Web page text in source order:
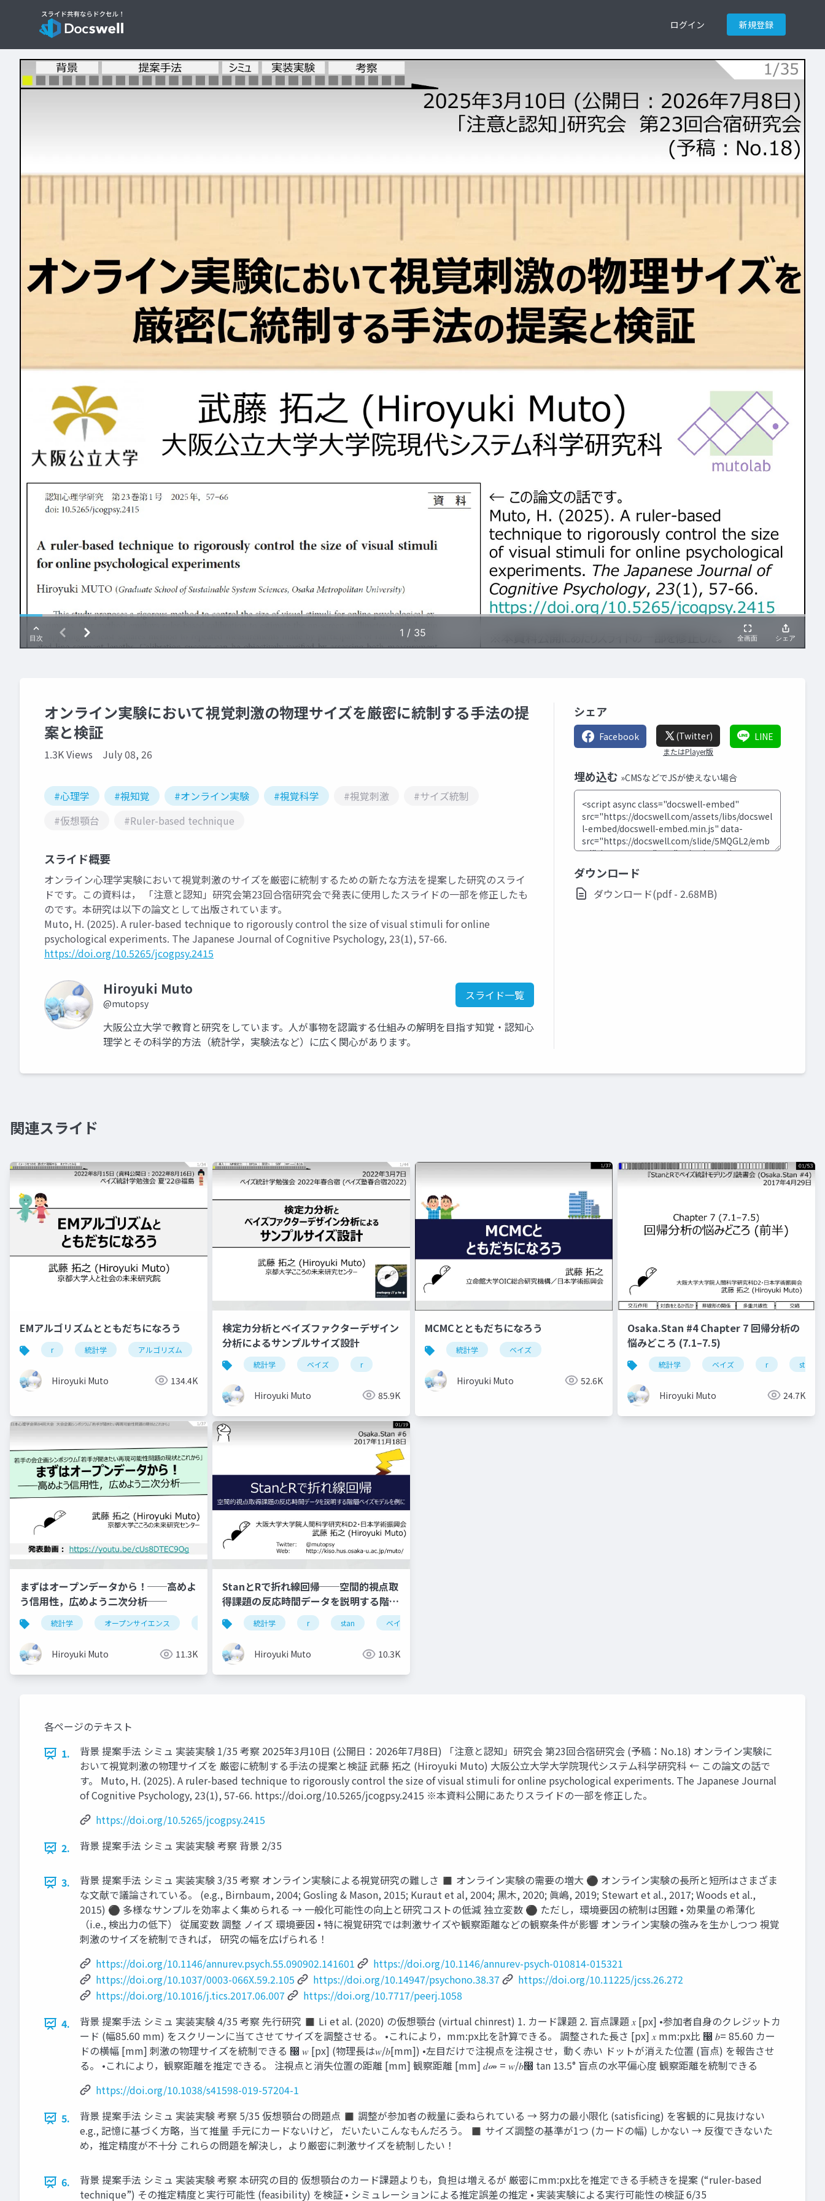
ログイン 新規登録
オンライン実験において視覚刺激の物理サイズを厳密に統制する手法の提
案と検証
1.3K Views July 08, 26
#心理学 #視知覚 #オンライン実験 #視覚科学 #視覚刺激
#サイズ統制
#仮想顎台
#Ruler-based technique
スライド概要
オンライン心理学実験において視覚刺激のサイズを厳密に統制するための新たな方法を提案した研究のスライ
ドです。この資料は， 「注意と認知」研究会第23回合宿研究会で発表に使用したスライドの一部を修正したも
のです。本研究は以下の論文として出版されています。
Muto, H. (2025). A ruler-based technique to rigorously control the size of visual stimuli for online
psychological experiments. The Japanese Journal of Cognitive Psychology, 23(1), 57-66.
https://doi.org/10.5265/jcogpsy.2415
Hiroyuki Muto
@mutopsy
スライド一覧
大阪公立大学で教育と研究をしています。人が事物を認識する仕組みの解明を目指す知覚・認知心
理学とその科学的方法（統計学，実験法など）に広く関心があります。
シェア
Facebook (Twitter)
またはPlayer版
LINE
埋め込む »CMSなどでJSが使えない場合
ダウンロード
ダウンロード(pdf - 2.68MB)
関連スライド
EMアルゴリズムとともだちになろう
r 統計学 アルゴリズム 最尤法 最適化 データサイエンス
Hiroyuki Muto 134.4K
検定力分析とベイズファクターデザイン
分析によるサンプルサイズ設計
統計学 ベイズ r
Hiroyuki Muto 85.9K
MCMCとともだちになろう
統計学 ベイズ
Hiroyuki Muto 52.6K
Osaka.Stan #4 Chapter 7 回帰分析の
悩みどころ (7.1–7.5)
統計学 ベイズ r stan
Hiroyuki Muto 24.7K
まずはオープンデータから！──高めよ
う信用性，広めよう二次分析──
統計学 オープンサイエンス 心理学 科学
Hiroyuki Muto 11.3K
StanとRで折れ線回帰──空間的視点取
得課題の反応時間データを説明する階層
ベイズモデルを例に──
統計学 r stan ベイズ
Hiroyuki Muto 10.3K
各ページのテキスト
1.
背景 提案手法 シミュ 実装実験 1/35 考察 2025年3月10日 (公開日：2026年7月8日) 「注意と認知」研究会 第23回合宿研究会 (予稿：No.18) オンライン実験に
おいて視覚刺激の物理サイズを 厳密に統制する手法の提案と検証 武藤 拓之 (Hiroyuki Muto) 大阪公立大学大学院現代システム科学研究科 ← この論文の話で
す。 Muto, H. (2025). A ruler-based technique to rigorously control the size of visual stimuli for online psychological experiments. The Japanese Journal
of Cognitive Psychology, 23(1), 57-66. https://doi.org/10.5265/jcogpsy.2415 ※本資料公開にあたりスライドの一部を修正した。
https://doi.org/10.5265/jcogpsy.2415
2.
背景 提案手法 シミュ 実装実験 考察 背景 2/35
3.
背景 提案手法 シミュ 実装実験 3/35 考察 オンライン実験による視覚研究の難しさ ◼ オンライン実験の需要の増大 ⚫ オンライン実験の長所と短所はさまざま
な文献で議論されている。 (e.g., Birnbaum, 2004; Gosling & Mason, 2015; Kuraut et al, 2004; 黒木, 2020; 眞嶋, 2019; Stewart et al., 2017; Woods et al.,
2015) ⚫ 多様なサンプルを効率よく集められる → 一般化可能性の向上と研究コストの低減 独立変数 ⚫ ただし，環境要因の統制は困難 • 効果量の希薄化
（i.e., 検出力の低下） 従属変数 調整 ノイズ 環境要因 • 特に視覚研究では刺激サイズや観察距離などの観察条件が影響 オンライン実験の強みを生かしつつ 視覚
刺激のサイズを統制できれば， 研究の幅を広げられる！
https://doi.org/10.1146/annurev.psych.55.090902.141601
https://doi.org/10.1146/annurev-psych-010814-015321
https://doi.org/10.1037/0003-066X.59.2.105
https://doi.org/10.14947/psychono.38.37
https://doi.org/10.11225/jcss.26.272
https://doi.org/10.1016/j.tics.2017.06.007
https://doi.org/10.7717/peerj.1058
4.
背景 提案手法 シミュ 実装実験 4/35 考察 先行研究 ◼ Li et al. (2020) の仮想顎台 (virtual chinrest) 1. カード課題 2. 盲点課題 𝑥 [px] •参加者自身のクレジットカ
ード (幅85.60 mm) をスクリーンに当てさせてサイズを調整させる。 •これにより，mm:px比を計算できる。 調整された長さ [px] 𝑥 mm:px比 ෠ 𝑏= 85.60 カー
ドの横幅 [mm] 刺激の物理サイズを統制できる ෠ 𝑤 [px] (物理長は𝑤/𝑏[mm]) •左目だけで注視点を注視させ，動く赤い ドットが消えた位置 (盲点) を報告させ
る。 •これにより，観察距離を推定できる。 注視点と消失位置の距離 [mm] 観察距離 [mm] 𝑑መ = 𝑤/𝑏෠ tan 13.5° 盲点の水平偏心度 観察距離を統制できる
https://doi.org/10.1038/s41598-019-57204-1
5.
背景 提案手法 シミュ 実装実験 考察 5/35 仮想顎台の問題点 ◼ 調整が参加者の裁量に委ねられている → 努力の最小限化 (satisficing) を客観的に見抜けない
e.g., 記憶に基づく方略，当て推量 手元にカードないけど， だいたいこんなもんだろう。 ◼ サイズ調整の基準が1つ (カードの幅) しかない → 反復できないた
め，推定精度が不十分 これらの問題を解決し，より厳密に刺激サイズを統制したい！
6.
背景 提案手法 シミュ 実装実験 考察 本研究の目的 仮想顎台のカード課題よりも，負担は増えるが 厳密にmm:px比を推定できる手続きを提案 (“ruler-based
technique”) その推定精度と実行可能性 (feasibility) を検証 • シミュレーションによる推定誤差の推定 • 実装実験による実行可能性の検証 6/35